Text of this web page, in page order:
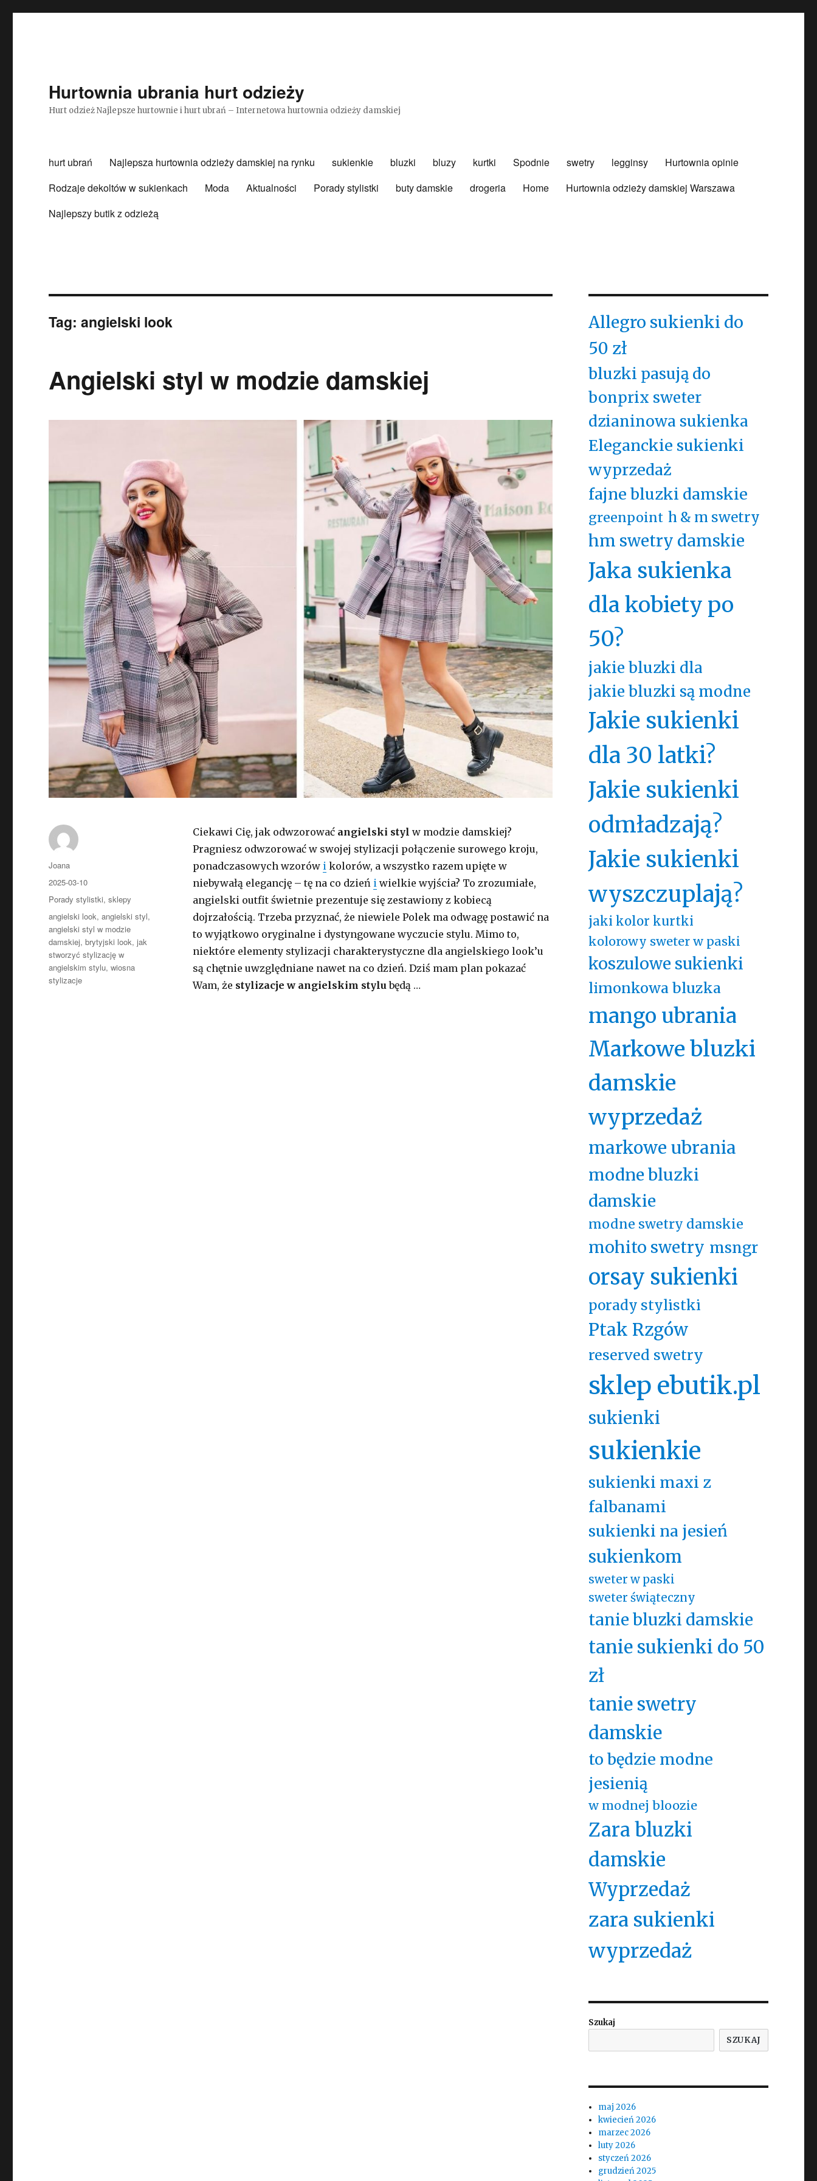
Hurtownia ubrania hurt odzieży
Hurt odzież Najlepsze hurtownie i hurt ubrań – Internetowa hurtownia odzieży damskiej
hurt ubrań Najlepsza hurtownia odzieży damskiej na rynku sukienkie bluzki bluzy kurtki Spodnie swetry legginsy
Hurtownia opinie
Rodzaje dekoltów w sukienkach
Moda Aktualności Porady stylistki buty damskie drogeria Home
Hurtownia odzieży damskiej Warszawa
Najlepszy butik z odzieżą
Tag:angielski look
Angielski styl w modzie damskiej
Ciekawi Cię, jak odwzorować angielski styl w modzie damskiej?
Pragniesz odwzorować w swojej stylizacji połączenie surowego kroju,
ponadczasowych wzorów ikolorów, a wszystko razem upięte w
niebywałą elegancję – tę na co dzień iwielkie wyjścia? To zrozumiałe,
angielski outfit świetnie prezentuje się zestawiony z kobiecą
dojrzałością. Trzeba przyznać, że niewiele Polek ma odwagę postawić na
to wyjątkowo oryginalne i dystyngowane wyczucie stylu. Mimo to,
niektóre elementy stylizacji charakterystyczne dla angielskiego look’u
są chętnie uwzględniane nawet na co dzień. Dziś mam plan pokazać
Wam, że stylizacje w angielskim stylubędą …
Autor
Joana
Opublikowano
2025-03-10
Kategorie
Porady stylistki,sklepy
Tagi
angielski look,angielski styl,
angielski styl w modzie
damskiej,brytyjski look,jak
stworzyć stylizację w
angielskim stylu,wiosna
stylizacje
Allegro sukienki do
50 zł
bluzki pasują do
bonprix sweter
dzianinowa sukienka
Eleganckie sukienki
wyprzedaż
fajne bluzki damskie
greenpoint h & m swetry
hm swetry damskie
Jaka sukienka
dla kobiety po
50?
jakie bluzki dla
jakie bluzki są modne
Jakie sukienki
dla 30 latki?
Jakie sukienki
odmładzają?
Jakie sukienki
wyszczuplają?
jaki kolor kurtki
kolorowy sweter w paski
koszulowe sukienki
limonkowa bluzka
mango ubrania
Markowe bluzki
damskie
wyprzedaż
markowe ubrania
modne bluzki
damskie
modne swetry damskie
mohito swetry msngr
orsay sukienki
porady stylistki
Ptak Rzgów
reserved swetry
sklep ebutik.pl
sukienki
sukienkie
sukienki maxi z
falbanami
sukienki na jesień
sukienkom
sweter w paski
sweter świąteczny
tanie bluzki damskie
tanie sukienki do 50
zł
tanie swetry
damskie
to będzie modne
jesienią
w modnej bloozie
Zara bluzki
damskie
Wyprzedaż
zara sukienki
wyprzedaż
Szukaj
SZUKAJ
maj 2026
kwiecień 2026
marzec 2026
luty 2026
styczeń 2026
grudzień 2025